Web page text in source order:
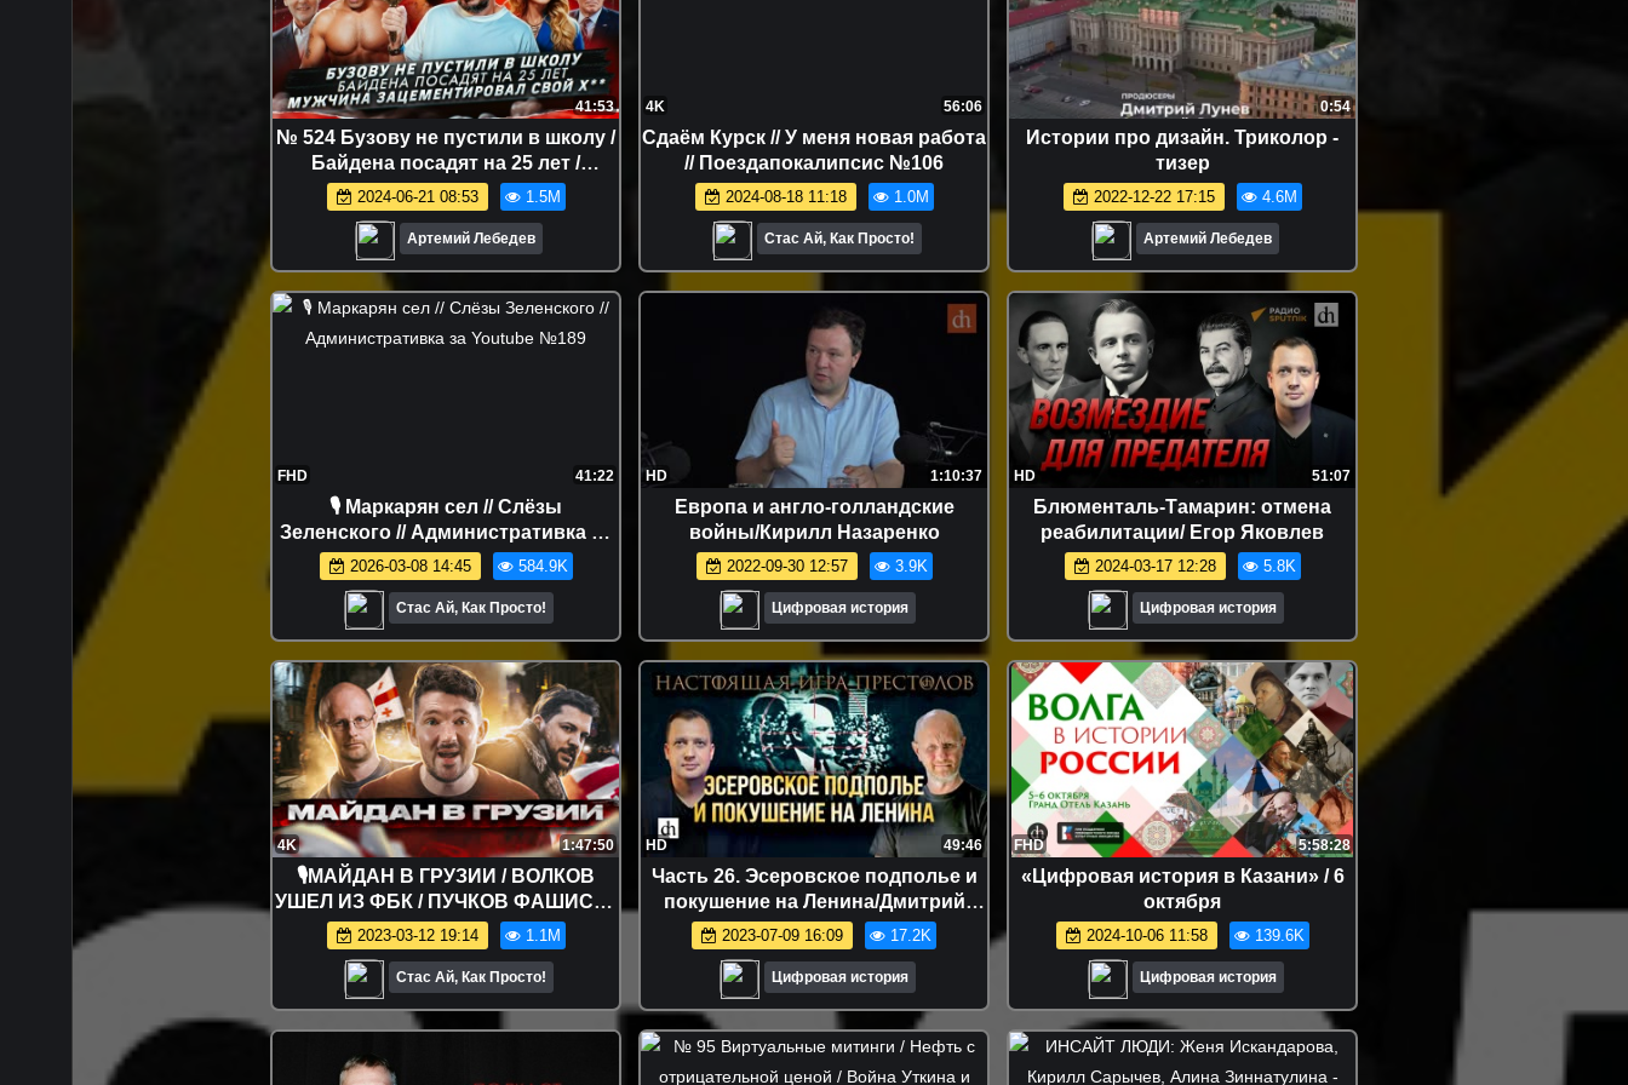
41:53
№ 524 Бузову не пустили в школу /
Байдена посадят на 25 лет /
Мужчина зацементировал свой х**
2024-06-21 08:53 1.5M
Артемий Лебедев
4K 56:06
Сдаём Курск // У меня новая работа
// Поездапокалипсис №106
2024-08-18 11:18 1.0M
Стас Ай, Как Просто!
0:54
Истории про дизайн. Триколор -
тизер
2022-12-22 17:15 4.6M
Артемий Лебедев
FHD 41:22
🎙 Маркарян сел // Слёзы
Зеленского // Административка за
Youtube №189
2026-03-08 14:45 584.9K
Стас Ай, Как Просто!
HD 1:10:37
Европа и англо-голландские
войны/Кирилл Назаренко
2022-09-30 12:57 3.9K
Цифровая история
HD 51:07
Блюменталь-Тамарин: отмена
реабилитации/ Егор Яковлев
2024-03-17 12:28 5.8K
Цифровая история
4K 1:47:50
🎙МАЙДАН В ГРУЗИИ / ВОЛКОВ
УШЕЛ ИЗ ФБК / ПУЧКОВ ФАШИСТ?
- [ЧЗП #44]
2023-03-12 19:14 1.1M
Стас Ай, Как Просто!
HD 49:46
Часть 26. Эсеровское подполье и
покушение на Ленина/Дмитрий
Пучков и Егор Яковлев
2023-07-09 16:09 17.2K
Цифровая история
FHD 5:58:28
«Цифровая история в Казани» / 6
октября
2024-10-06 11:58 139.6K
Цифровая история